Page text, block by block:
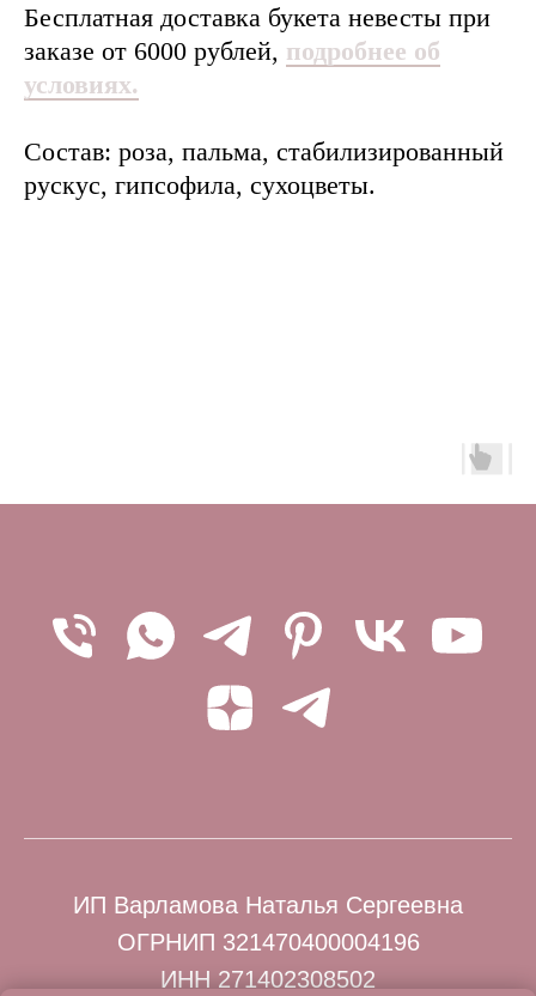
Бесплатная доставка букета невесты при
заказе от 6000 рублей, подробнее об
условиях.
Состав: роза, пальма, стабилизированный
рускус, гипсофила, сухоцветы.
ИП Варламова Наталья Сергеевна
ОГРНИП 321470400004196
ИНН 271402308502